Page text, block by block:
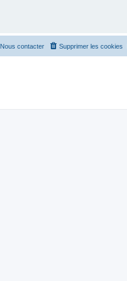
Supprimer les cookies
Nous contacter